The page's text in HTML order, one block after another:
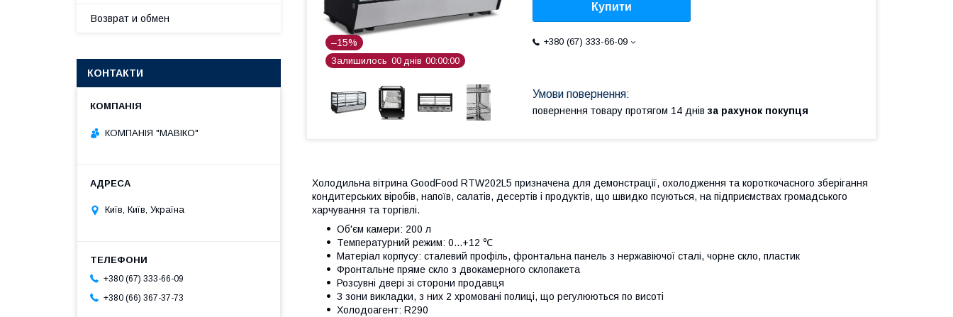
–15%
Залишилось 00 днів 00 00 00
Купити
+380 (67) 333-66-09
повернення товару протягом 14 днів за рахунок покупця
Холодильна вітрина GoodFood RTW202L5 призначена для демонстрації, охолодження та короткочасного зберігання
кондитерських віробів, напоїв, салатів, десертів і продуктів, що швидко псуються, на підприємствах громадського
харчування та торгівлі.
Об'єм камери: 200 л
Температурний режим: 0...+12 ℃
Матеріал корпусу: сталевий профіль, фронтальна панель з нержавіючої сталі, чорне скло, пластик
Фронтальне пряме скло з двокамерного склопакета
Розсувні двері зі сторони продавця
3 зони викладки, з них 2 хромовані полиці, що регулюються по висоті
Холодоагент: R290
Возврат и обмен
КОНТАКТИ
КОМПАНІЯ "МАВІКО"
Київ, Київ, Україна
+380 (67) 333-66-09
+380 (66) 367-37-73